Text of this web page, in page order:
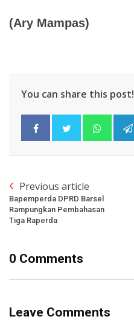
(Ary Mampas)
You can share this post!
Previous article
Bapemperda DPRD Barsel
Rampungkan Pembahasan
Tiga Raperda
0 Comments
Leave Comments